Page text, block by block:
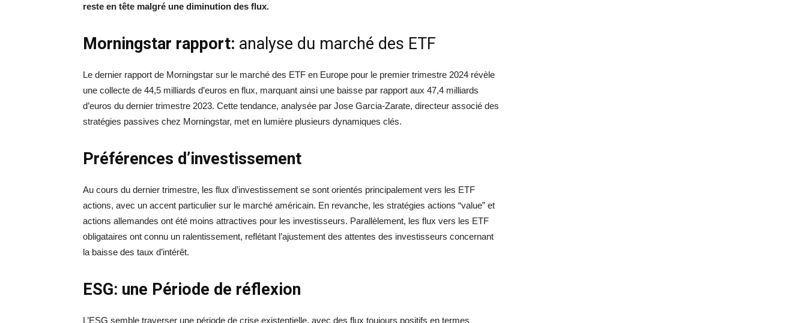
reste en tête malgré une diminution des flux.
Morningstar rapport: analyse du marché des ETF
Le dernier rapport de Morningstar sur le marché des ETF en Europe pour le premier trimestre 2024 révèle
une collecte de 44,5 milliards d’euros en flux, marquant ainsi une baisse par rapport aux 47,4 milliards
d’euros du dernier trimestre 2023. Cette tendance, analysée par Jose Garcia-Zarate, directeur associé des
stratégies passives chez Morningstar, met en lumière plusieurs dynamiques clés.
Préférences d’investissement
Au cours du dernier trimestre, les flux d’investissement se sont orientés principalement vers les ETF
actions, avec un accent particulier sur le marché américain. En revanche, les stratégies actions “value” et
actions allemandes ont été moins attractives pour les investisseurs. Parallèlement, les flux vers les ETF
obligataires ont connu un ralentissement, reflétant l’ajustement des attentes des investisseurs concernant
la baisse des taux d’intérêt.
ESG: une Période de réflexion
L’ESG semble traverser une période de crise existentielle, avec des flux toujours positifs en termes